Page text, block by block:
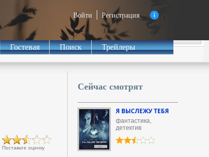
Войти Регистрация
Гостевая Поиск Трейлеры
Поставьте оценку
Сейчас смотрят
Я ВЫСЛЕЖУ ТЕБЯ
фантастика,
детектив